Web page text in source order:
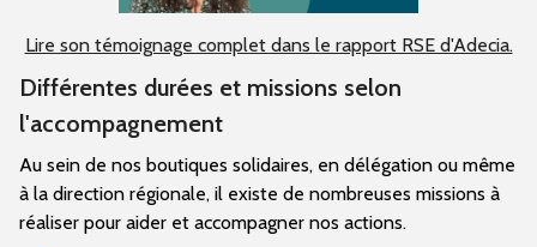
Lire son témoignage complet dans le rapport RSE d'Adecia.
Différentes durées et missions selon
l'accompagnement
Au sein de nos boutiques solidaires, en délégation ou même
à la direction régionale, il existe de nombreuses missions à
réaliser pour aider et accompagner nos actions.